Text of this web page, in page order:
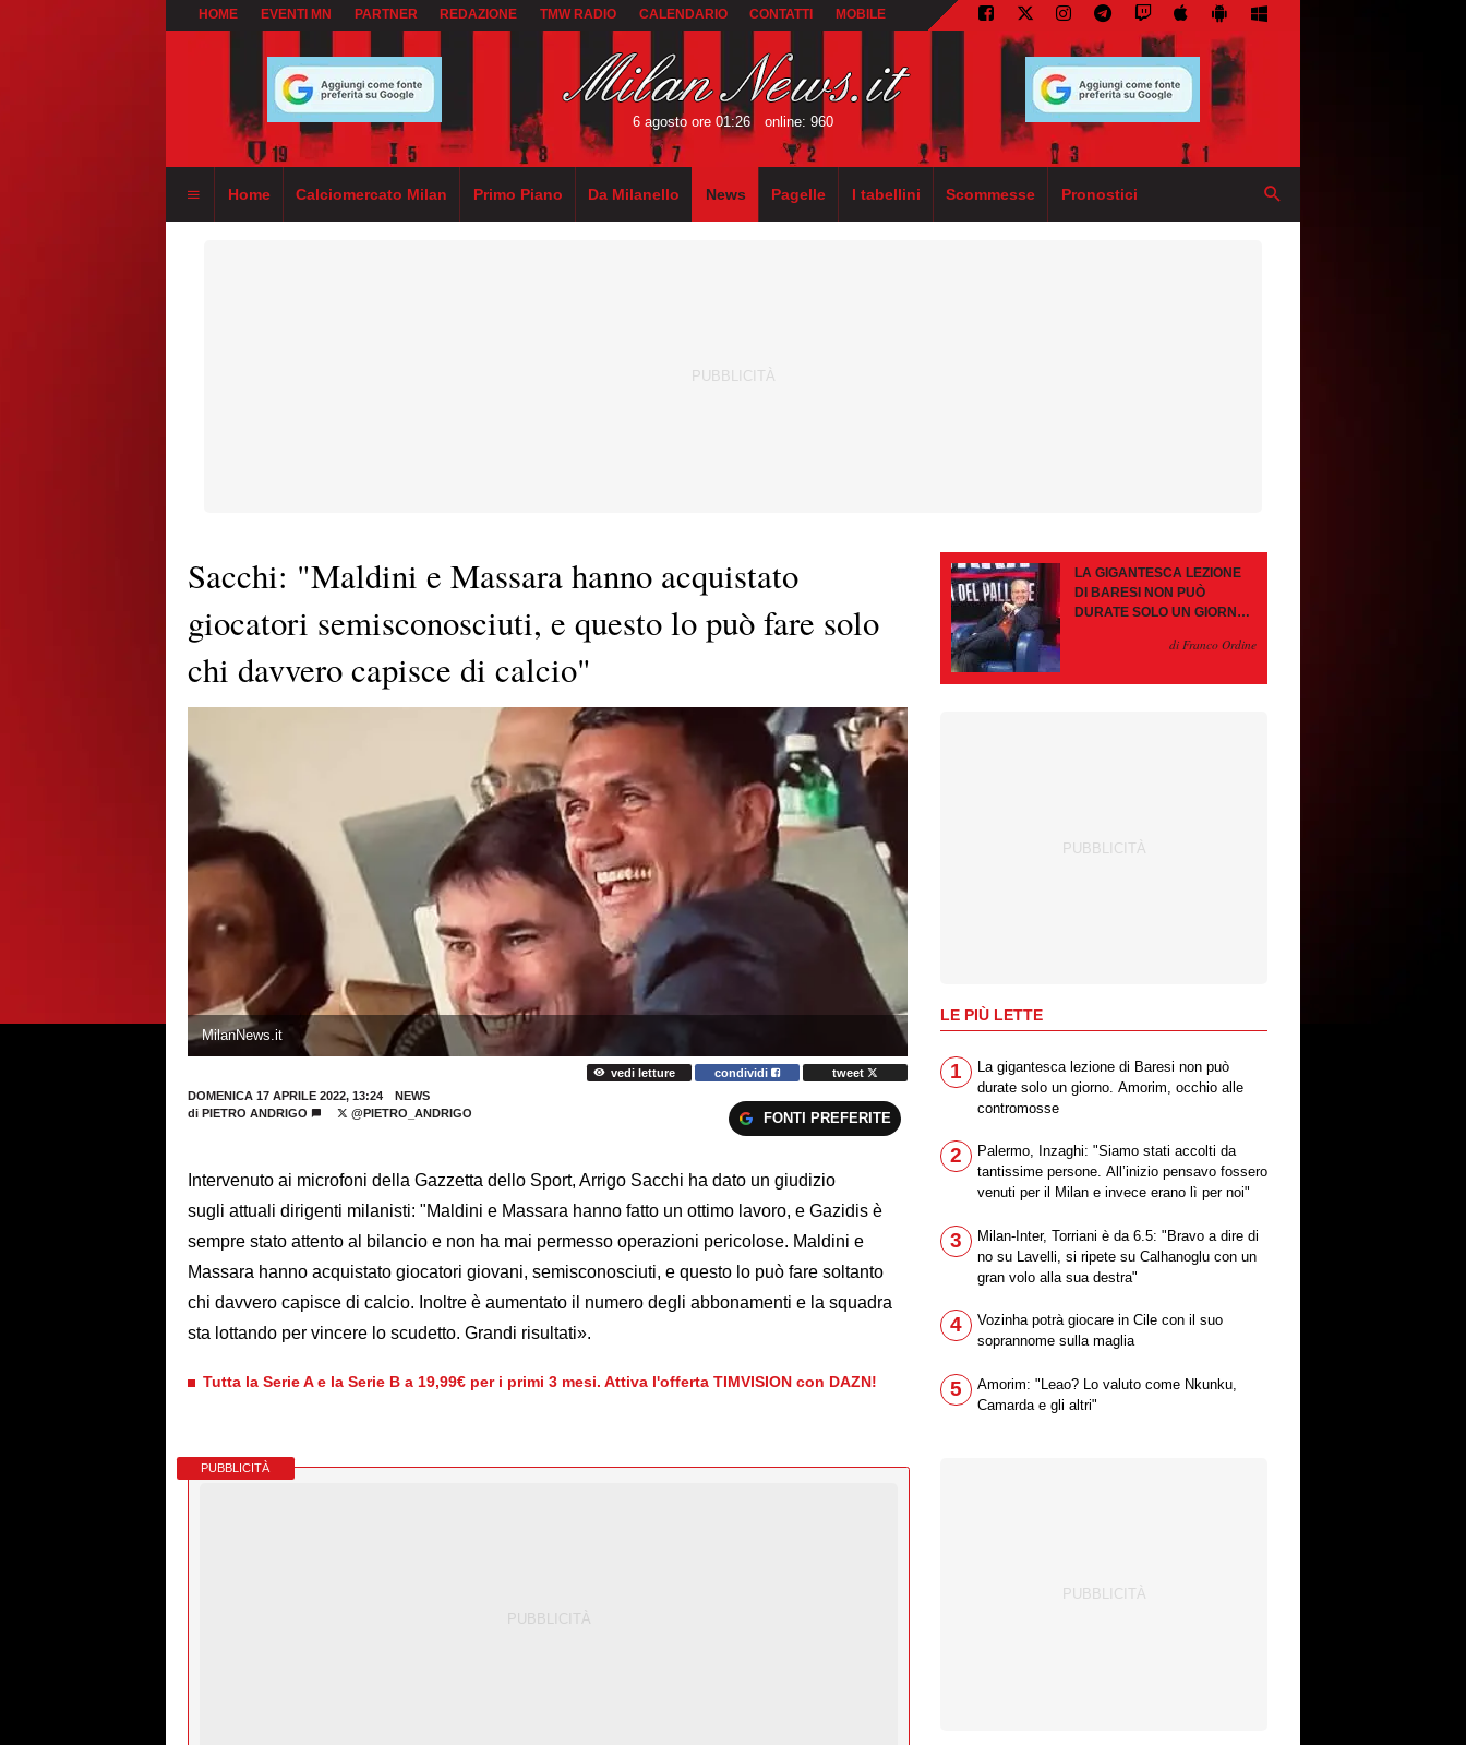
HOME EVENTI MN PARTNER REDAZIONE TMW RADIO CALENDARIO CONTATTI MOBILE
6 agosto ore 01:26 online: 960
Home Calciomercato Milan Primo Piano Da Milanello News Pagelle I tabellini Scommesse Pronostici
Sacchi: "Maldini e Massara hanno acquistato
giocatori semisconosciuti, e questo lo può fare solo
chi davvero capisce di calcio"
MilanNews.it
vedi letture condividi
tweet
DOMENICA 17 APRILE 2022, 13:24
NEWS
di PIETRO ANDRIGO @PIETRO_ANDRIGO FONTI PREFERITE
Intervenuto ai microfoni della Gazzetta dello Sport, Arrigo Sacchi ha dato un giudizio
sugli attuali dirigenti milanisti: "Maldini e Massara hanno fatto un ottimo lavoro, e Gazidis è
sempre stato attento al bilancio e non ha mai permesso operazioni pericolose. Maldini e
Massara hanno acquistato giocatori giovani, semisconosciuti, e questo lo può fare soltanto
chi davvero capisce di calcio. Inoltre è aumentato il numero degli abbonamenti e la squadra
sta lottando per vincere lo scudetto. Grandi risultati».
Tutta la Serie A e la Serie B a 19,99€ per i primi 3 mesi. Attiva l'offerta TIMVISION con DAZN!
PUBBLICITÀ
LA GIGANTESCA LEZIONE
DI BARESI NON PUÒ
DURATE SOLO UN GIORNO.
CONTROMOSSEdi Franco Ordine
LE PIÙ LETTE
1
La gigantesca lezione di Baresi non può
durate solo un giorno. Amorim, occhio alle
contromosse
2
Palermo, Inzaghi: "Siamo stati accolti da
tantissime persone. All’inizio pensavo fossero
venuti per il Milan e invece erano lì per noi"
3
Milan-Inter, Torriani è da 6.5: "Bravo a dire di
no su Lavelli, si ripete su Calhanoglu con un
gran volo alla sua destra"
4
Vozinha potrà giocare in Cile con il suo
soprannome sulla maglia
5
Amorim: "Leao? Lo valuto come Nkunku,
Camarda e gli altri"